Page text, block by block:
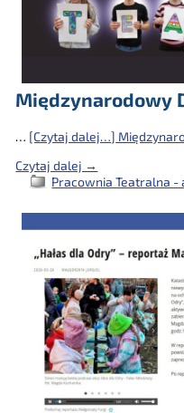
Międzynarodowy
… [Czytaj dalej…]
Czytaj dalej →
Pracownia Teatralna -